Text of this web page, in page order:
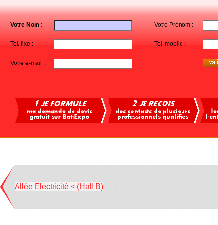
Votre Nom : Votre Prénom :
Tel. fixe : Tel. mobile :
Votre e-mail :
Allée Electricité < (Hall B)